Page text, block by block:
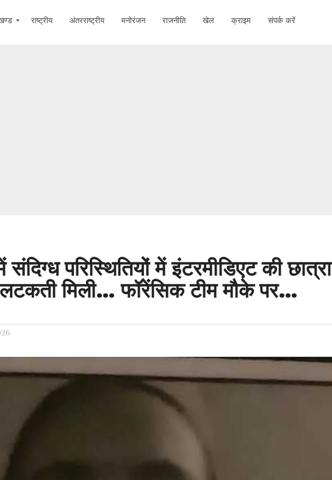
राष्ट्रीय अंतरराष्ट्रीय मनोरंजन राजनीति खेल क्राइम संपर्क करें
परिस्थितियों में इंटरमीडिएट की छात्रा
मिली… फॉरेंसिक टीम मौके पर…